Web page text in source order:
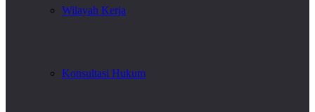
Wilayah Kerja
Konsultasi Hukum